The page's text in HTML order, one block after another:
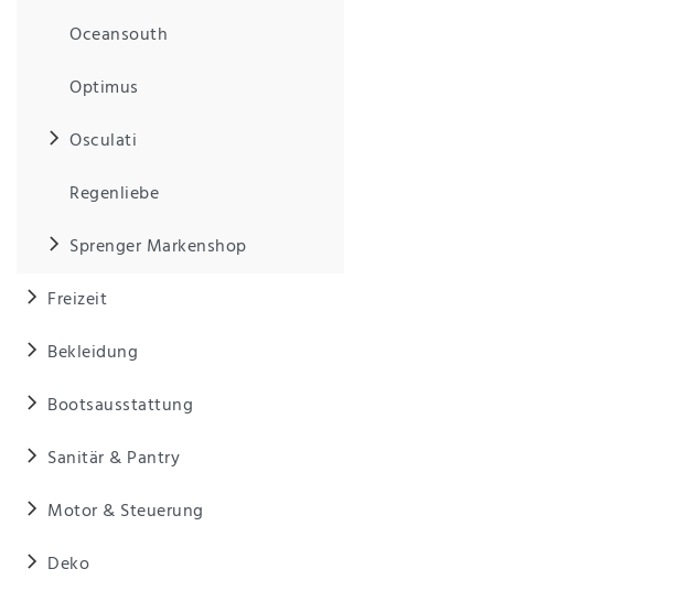
Oceansouth
Optimus
Osculati
Regenliebe
Sprenger Markenshop
Freizeit
Bekleidung
Bootsausstattung
Sanitär & Pantry
Motor & Steuerung
Deko